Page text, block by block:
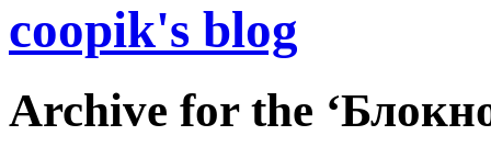
coopik's blog
Archive for the